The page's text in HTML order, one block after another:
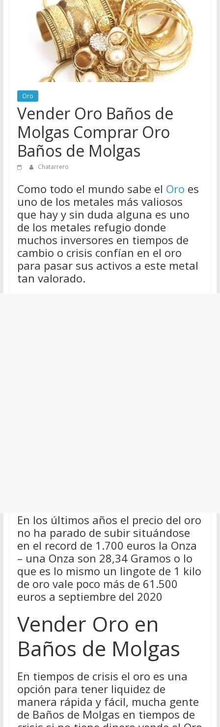
de
Chatarra
Directorio
Chatarreros
para
vender
Chatarra
Oro
Vender Oro Baños de
Molgas Comprar Oro
Baños de Molgas
Chatarrero
Como todo el mundo sabe el Oro es
uno de los metales más valiosos
que hay y sin duda alguna es uno
de los metales refugio donde
muchos inversores en tiempos de
cambio o crisis confían en el oro
para pasar sus activos a este metal
tan valorado.
En los últimos años el precio del oro
no ha parado de subir situándose
en el record de 1.700 euros la Onza
– una Onza son 28,34 Gramos o lo
que es lo mismo un lingote de 1 kilo
de oro vale poco más de 61.500
euros a septiembre del 2020
Vender Oro en
Baños de Molgas
En tiempos de crisis el oro es una
opción para tener liquidez de
manera rápida y fácil, mucha gente
de Baños de Molgas en tiempos de